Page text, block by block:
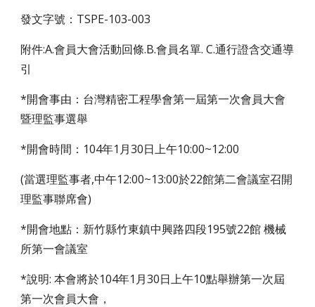
發文字號：TSPE-103-003
附件:A.會員大會活動回條.B.會員名單. C.通行證含交通導
引
*開會事由：台灣精密工程學會第一屆第一次會員大會
暨理監事選舉
*開會時間：104年1月30日上午10:00~12:00
(當選理監事者,中午12:00~13:00於22館第二會議室召開
理監事聯席會)
*開會地點：新竹縣竹東鎮中興路四段195號22館 機械
所第一會議室
*說明: 本會將於104年1月30日上午10點舉辦第一次屆
第一次會員大會，